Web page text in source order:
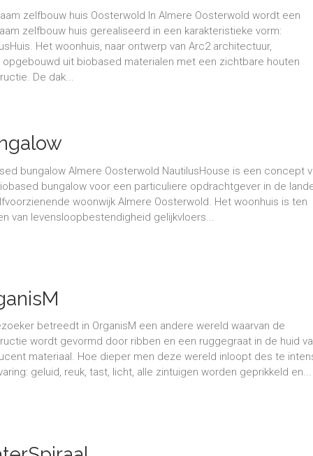
zelfbouw huis Oosterwold In Almere Oosterwold wordt een
zelfbouw huis gerealiseerd in een karakteristieke vorm:
Het woonhuis, naar ontwerp van Arc2 architectuur,
uit biobased materialen met een zichtbare houten
De dak...
bungalow Almere Oosterwold NautilusHouse is een concept
bungalow voor een particuliere opdrachtgever in de
woonwijk Almere Oosterwold. Het woonhuis is ten
van levensloopbestendigheid gelijkvloers...
betreedt in OrganisM een andere wereld waarvan de
wordt gevormd door ribben en een ruggegraat in de huid
materiaal. Hoe dieper men deze wereld inloopt des te
geluid, reuk, tast, licht, alle zintuigen worden geprikkeld en...